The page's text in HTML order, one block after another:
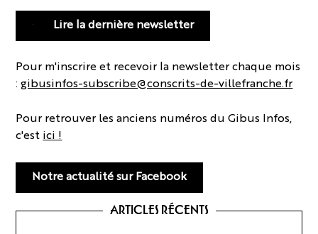
Lire la dernière newsletter
Pour m'inscrire et recevoir la newsletter chaque mois
:gibusinfos-subscribe@conscrits-de-villefranche.fr
Pour retrouver les anciens numéros du Gibus Infos,
c'est ici !
Notre actualité sur Facebook
ARTICLES RÉCENTS